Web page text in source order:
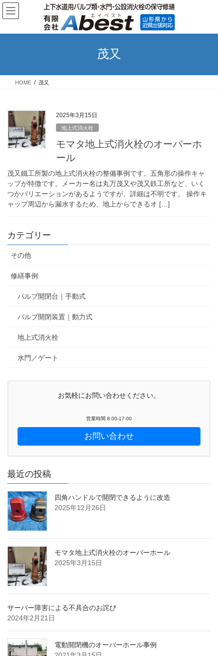
コ
ン
ン
キ
ナ
ビ
ー
に
茂又
HOME 茂又
2025年3月15日
地上式消火栓
モマタ地上式消火栓のオーバーホ
ール
茂又鐵工所製の地上式消火栓の整備事例です。五角形の操作キャ
ップが特徴です。メーカー名は丸万茂又や茂又鉄工所など、いく
つかバリエーションがあるようですが、詳細は不明です。 操作キ
ャップ周辺から漏水するため、地上からできるオ […]
カテゴリー
その他
修繕事例
バルブ開閉台｜手動式
バルブ開閉装置｜動力式
地上式消火栓
水門／ゲート
お気軽にお問い合わせください。
営業時間 8:00-17:00
お問い合わせ
最近の投稿
四角ハンドルで開閉できるように改造
2025年12月26日
モマタ地上式消火栓のオーバーホール
2025年3月15日
サーバー障害による不具合のお詫び
2024年2月21日
電動開閉機のオーバーホール事例